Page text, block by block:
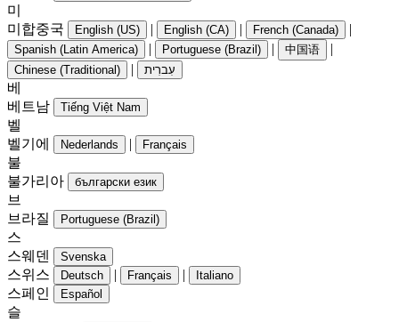
미
미합중국
English (US) | English (CA) | French (Canada) |
Spanish (Latin America) | Portuguese (Brazil) | 中国语 |
Chinese (Traditional) | עִברִית
베
베트남
Tiếng Việt Nam
벨
벨기에
Nederlands | Français
불
불가리아
български език
브
브라질
Portuguese (Brazil)
스
스웨덴
Svenska
스위스 Deutsch | Français | Italiano
스페인 Español
슬